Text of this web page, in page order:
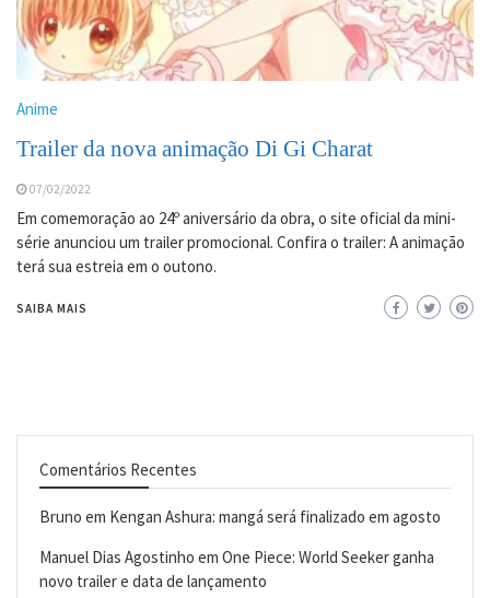
Anime
Trailer da nova animação Di Gi Charat
07/02/2022
Em comemoração ao 24º aniversário da obra, o site oficial da mini-
série anunciou um trailer promocional. Confira o trailer: A animação
terá sua estreia em o outono.
SAIBA MAIS
Comentários Recentes
Bruno em Kengan Ashura: mangá será finalizado em agosto
Manuel Dias Agostinho em One Piece: World Seeker ganha
novo trailer e data de lançamento